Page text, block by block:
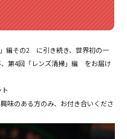
編その2 に引き続き、世界初の一
第4回「レンズ清掃」編 をお届け
味のある方のみ、お付き合いくださ